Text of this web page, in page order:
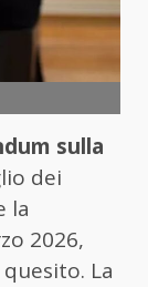
sulla
dei
la
2026,
La